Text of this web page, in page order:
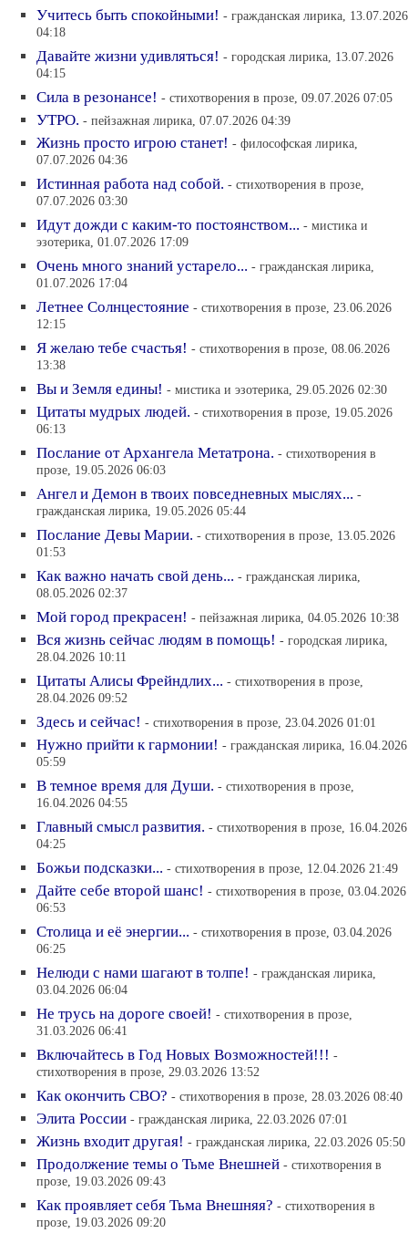
Учитесь быть спокойными! - гражданская лирика, 13.07.2026
04:18
Давайте жизни удивляться! - городская лирика, 13.07.2026
04:15
Сила в резонансе! - cтихотворения в прозе, 09.07.2026 07:05
УТРО. - пейзажная лирика, 07.07.2026 04:39
Жизнь просто игрою станет! - философская лирика,
07.07.2026 04:36
Истинная работа над собой. - cтихотворения в прозе,
07.07.2026 03:30
Идут дожди с каким-то постоянством... - мистика и
эзотерика, 01.07.2026 17:09
Очень много знаний устарело... - гражданская лирика,
01.07.2026 17:04
Летнее Солнцестояние - cтихотворения в прозе, 23.06.2026
12:15
Я желаю тебе счастья! - cтихотворения в прозе, 08.06.2026
13:38
Вы и Земля едины! - мистика и эзотерика, 29.05.2026 02:30
Цитаты мудрых людей. - cтихотворения в прозе, 19.05.2026
06:13
Послание от Архангела Метатрона. - cтихотворения в
прозе, 19.05.2026 06:03
Ангел и Демон в твоих повседневных мыслях... -
гражданская лирика, 19.05.2026 05:44
Послание Девы Марии. - cтихотворения в прозе, 13.05.2026
01:53
Как важно начать свой день... - гражданская лирика,
08.05.2026 02:37
Мой город прекрасен! - пейзажная лирика, 04.05.2026 10:38
Вся жизнь сейчас людям в помощь! - городская лирика,
28.04.2026 10:11
Цитаты Алисы Фрейндлих... - cтихотворения в прозе,
28.04.2026 09:52
Здесь и сейчас! - cтихотворения в прозе, 23.04.2026 01:01
Нужно прийти к гармонии! - гражданская лирика, 16.04.2026
05:59
В темное время для Души. - cтихотворения в прозе,
16.04.2026 04:55
Главный смысл развития. - cтихотворения в прозе, 16.04.2026
04:25
Божьи подсказки... - cтихотворения в прозе, 12.04.2026 21:49
Дайте себе второй шанс! - cтихотворения в прозе, 03.04.2026
06:53
Столица и её энергии... - cтихотворения в прозе, 03.04.2026
06:25
Нелюди с нами шагают в толпе! - гражданская лирика,
03.04.2026 06:04
Не трусь на дороге своей! - cтихотворения в прозе,
31.03.2026 06:41
Включайтесь в Год Новых Возможностей!!! -
cтихотворения в прозе, 29.03.2026 13:52
Как окончить СВО? - cтихотворения в прозе, 28.03.2026 08:40
Элита России - гражданская лирика, 22.03.2026 07:01
Жизнь входит другая! - гражданская лирика, 22.03.2026 05:50
Продолжение темы о Тьме Внешней - cтихотворения в
прозе, 19.03.2026 09:43
Как проявляет себя Тьма Внешняя? - cтихотворения в
прозе, 19.03.2026 09:20